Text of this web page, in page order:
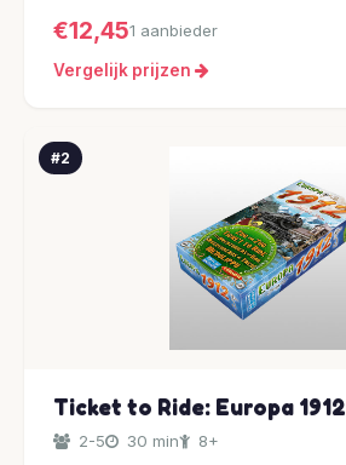
€12,451 aanbieder
Vergelijk prijzen
#2
Ticket to Ride: Europa 1912
2-5 30 min 8+